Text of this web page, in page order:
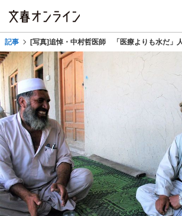
記事 [写真]追悼・中村哲医師 「医療よりも水だ」